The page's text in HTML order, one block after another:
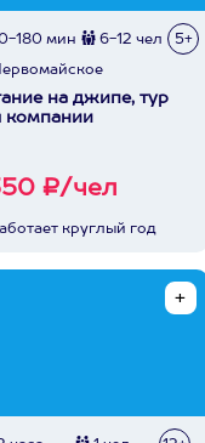
180 мин 6-12 чел 5+
на джипе, тур
компании
₽/чел
круглый год